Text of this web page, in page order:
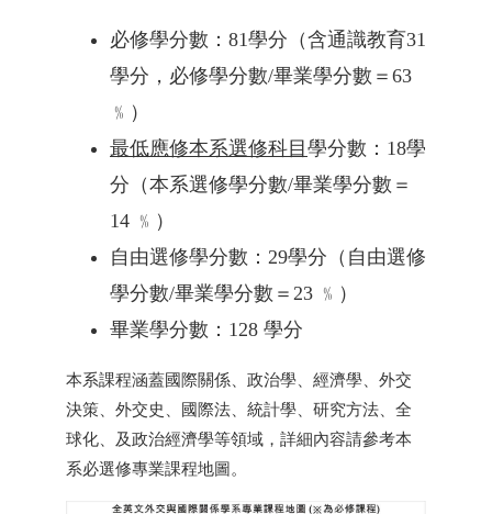
必修學分數： 81學分（含通識教育31
學分，必修學分數/畢業學分數＝ 63
﹪）
最低應修本系選修科目 學分數： 18學
分（本系選修學分數/畢業學分數＝
14 ﹪）
自由選修學分數： 29學分（自由選修
學分數/畢業學分數＝ 23 ﹪）
畢業學分數： 128 學分
本系課程涵蓋國際關係、政治學、經濟學、外交
決策、外交史、國際法、統計學、研究方法、全
球化、及政治經濟學等領域，詳細內容請參考本
系必選修專業課程地圖。